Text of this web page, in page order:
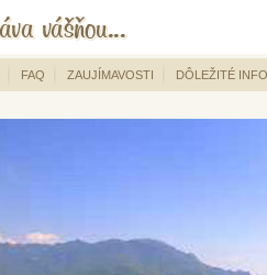
FAQ ZAUJÍMAVOSTI DÔLEŽITÉ